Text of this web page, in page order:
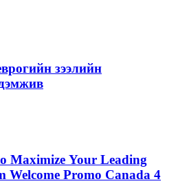
зээлийн
Maximize Your Leading
Welcome Promo Canada 4